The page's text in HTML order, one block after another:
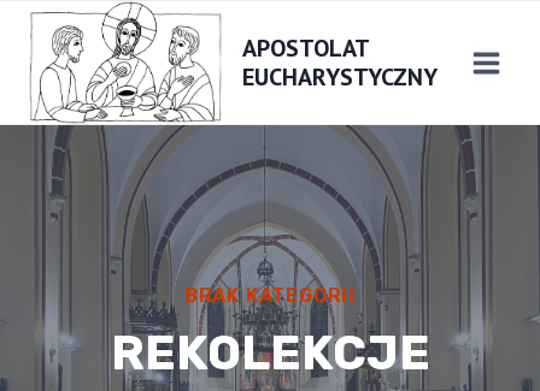
Skip
content
APOSTOLAT
EUCHARYSTYCZNY
BRAK KATEGORII
REKOLEKCJE